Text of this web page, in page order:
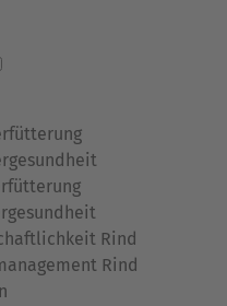
Rind
Rind